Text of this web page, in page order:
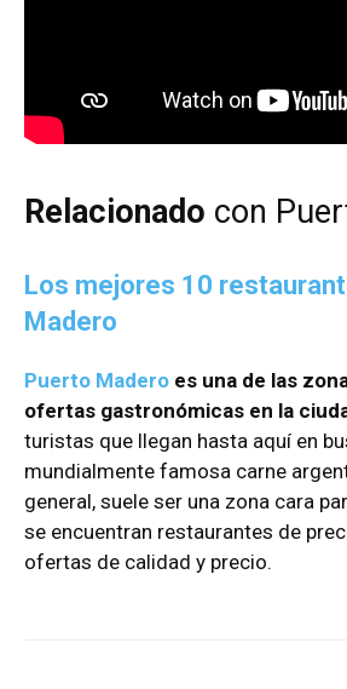
Relacionado con
Los mejores 10
Madero
Puerto Madero es una de las
ofertas gastronómicas en la
turistas que llegan hasta aquí en
mundialmente famosa carne
general, suele ser una zona cara
se encuentran restaurantes de
ofertas de calidad y precio.